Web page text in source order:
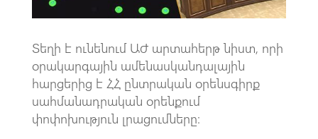
Տեղի է ունենում ԱԺ արտահերթ նիստ, որի
օրակարգային ամենասկանդալային
հարցերից է ՀՀ ընտրական օրենսգիրք
սահմանադրական օրենքում
փոփոխություն լրացումները։